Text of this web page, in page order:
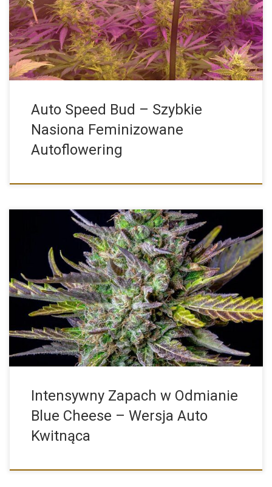
Auto Speed Bud – Szybkie
Nasiona Feminizowane
Autoflowering
Blue Cheese Auto od Royal Queen Seeds to automatycznie
kwitnąca […]
Intensywny Zapach w Odmianie
Blue Cheese – Wersja Auto
Kwitnąca